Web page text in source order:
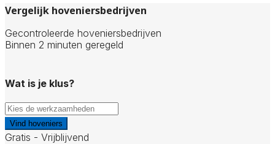
Vergelijk hoveniersbedrijven
Gecontroleerde hoveniersbedrijven
Binnen 2 minuten geregeld
Wat is je klus?
Vind hoveniers
Gratis - Vrijblijvend